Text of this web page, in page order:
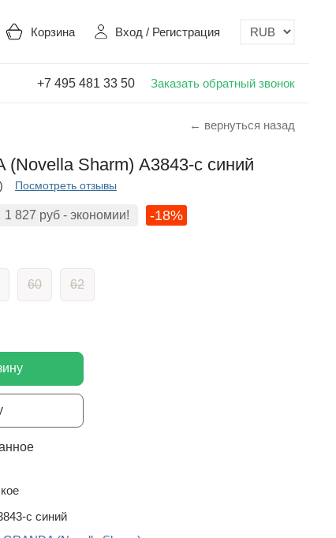
Корзина Вход / Регистрация
+7 495 481 33 50 Заказать обратный звонок
← вернуться назад
(Novella Sharm) А3843-с синий
Посмотреть отзывы
1 827 руб - экономии! -18%
60 62
с синий